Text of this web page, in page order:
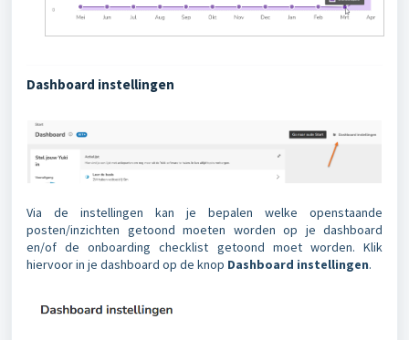
Dashboard instellingen
Via de instellingen kan je bepalen welke openstaande
posten/inzichten getoond moeten worden op je dashboard
en/of de onboarding checklist getoond moet worden. Klik
hiervoor in je dashboard op de knop Dashboard instellingen.